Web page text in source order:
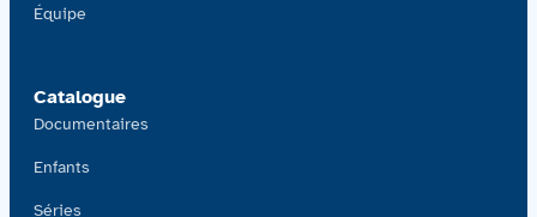
Équipe
Catalogue
Documentaires
Enfants
Séries